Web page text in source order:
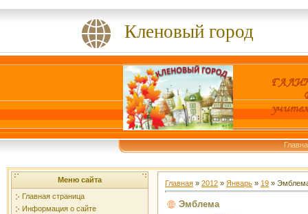
Кленовый город
Меню сайта
Главная страница
Информация о сайте
Главная » 2012 » Январь » 19 »
Эмблема